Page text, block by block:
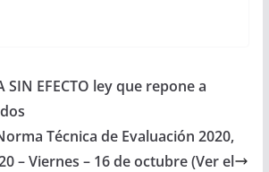
SIN EFECTO ley que repone a
Técnica de Evaluación 2020,
– Viernes – 16 de octubre (Ver el